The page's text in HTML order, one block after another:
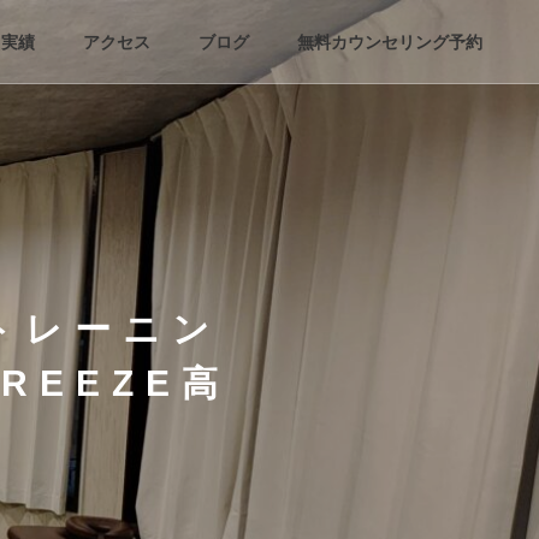
実績 アクセス ブログ 無料カウンセリング予約
ーニン
高